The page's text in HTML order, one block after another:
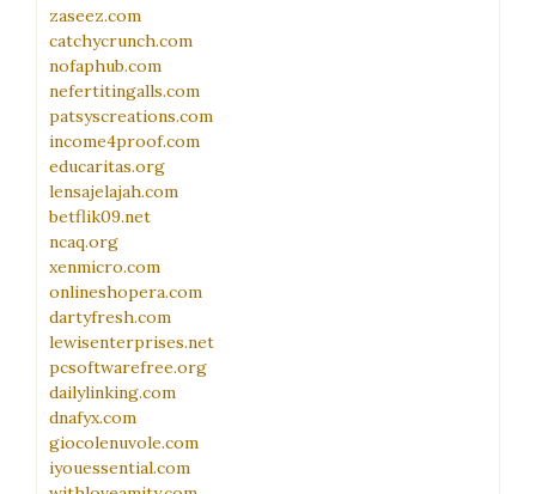
zaseez.com
catchycrunch.com
nofaphub.com
nefertitingalls.com
patsyscreations.com
income4proof.com
educaritas.org
lensajelajah.com
betflik09.net
ncaq.org
xenmicro.com
onlineshopera.com
dartyfresh.com
lewisenterprises.net
pcsoftwarefree.org
dailylinking.com
dnafyx.com
giocolenuvole.com
iyouessential.com